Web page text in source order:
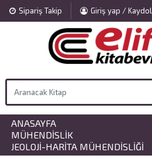
Sipariş Takip Giriş yap / Kaydol
ANASAYFA
MÜHENDISLIK
JEOLOJI-HARITA MÜHENDISLIĞI